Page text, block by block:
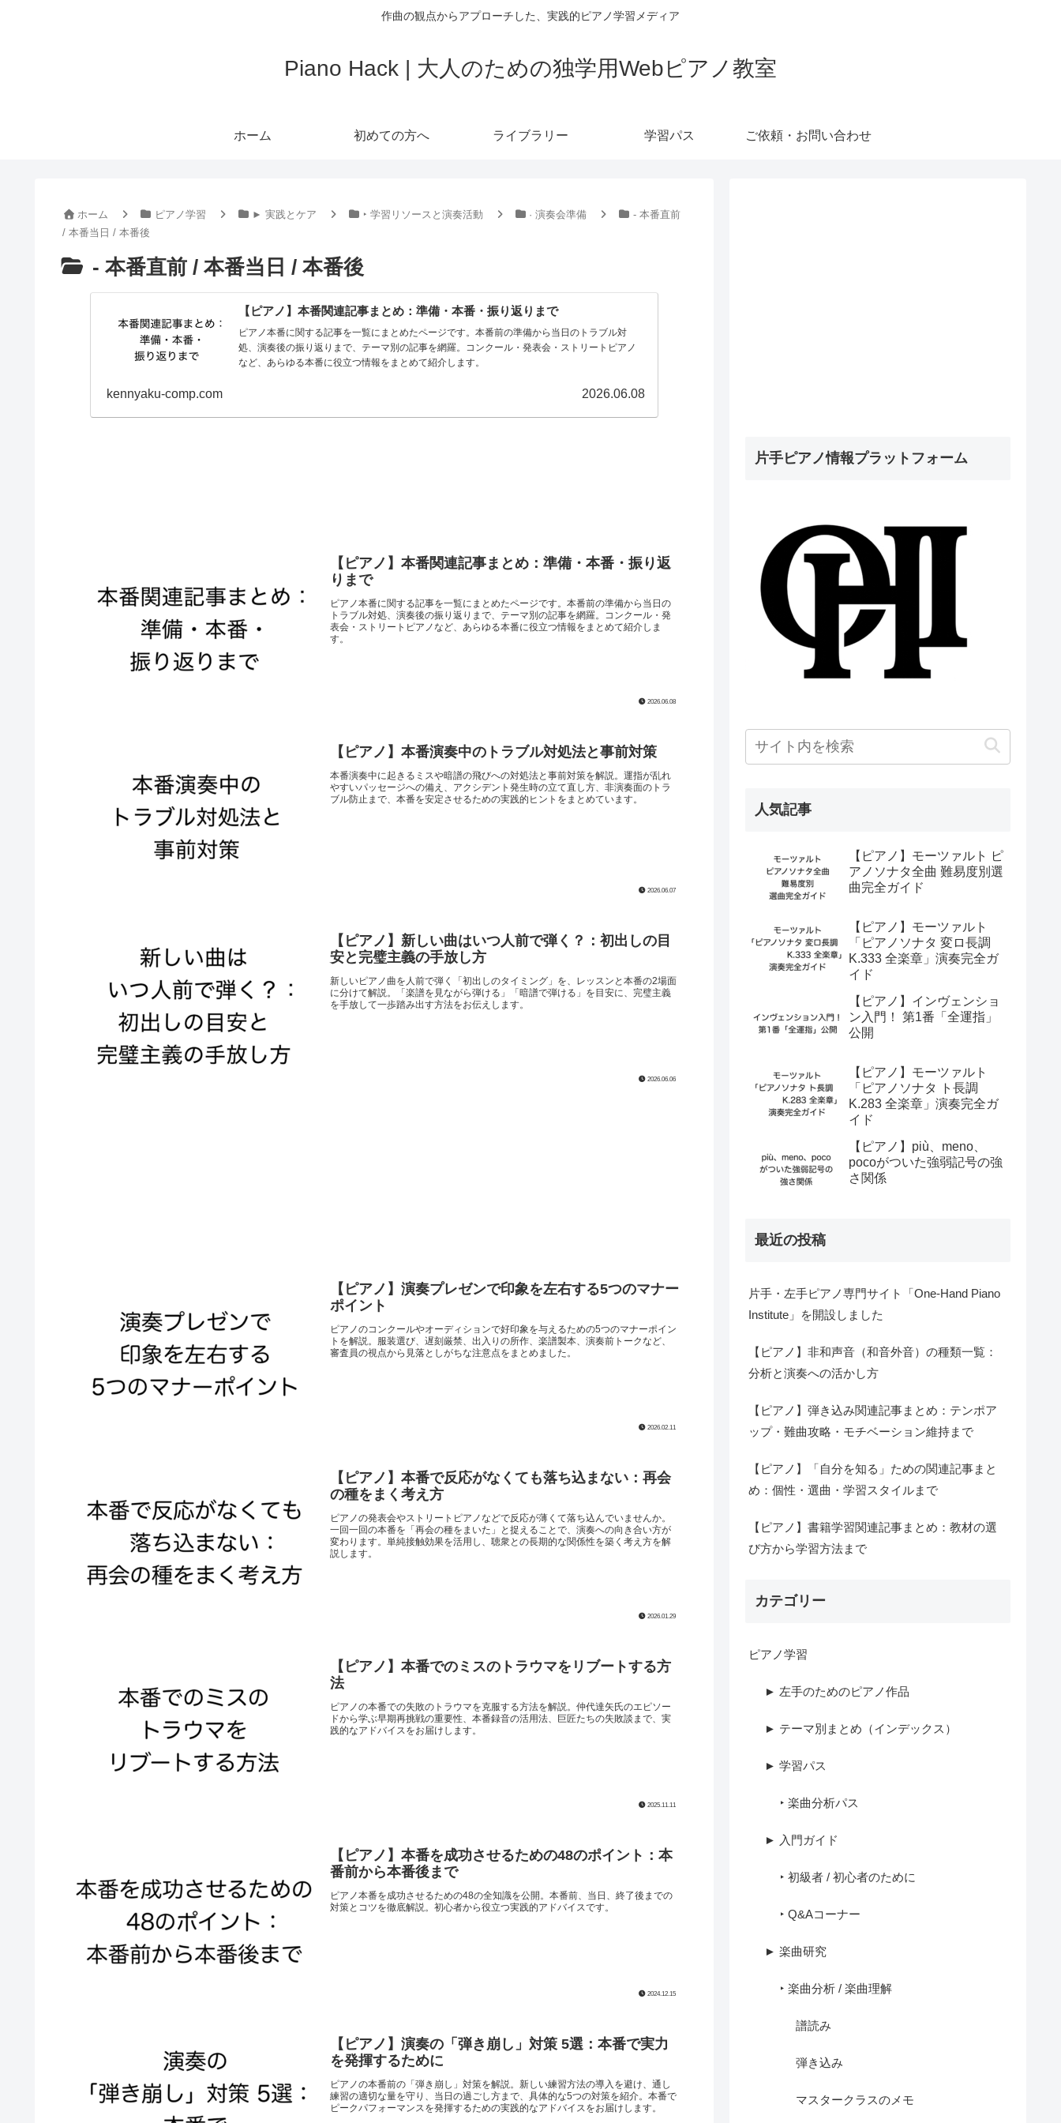
作曲の観点からアプローチした、実践的ピアノ学習メディア
Piano Hack | 大人のための独学用Webピアノ教室
ホーム 初めての方へ ライブラリー 学習パス ご依頼・お問い合わせ
ホーム ピアノ学習 ► 実践とケア ‣ 学習リソースと演奏活動 · 演奏会準備
- 本番直前
/ 本番当日 / 本番後
- 本番直前 / 本番当日 / 本番後
【ピアノ】本番関連記事まとめ：準備・本番・振り返りまで
ピアノ本番に関する記事を一覧にまとめたページです。本番前の準備から当日のトラブル対
処、演奏後の振り返りまで、テーマ別の記事を網羅。コンクール・発表会・ストリートピアノ
など、あらゆる本番に役立つ情報をまとめて紹介します。
kennyaku-comp.com 2026.06.08
【ピアノ】本番関連記事まとめ：準備・本番・振り返
りまで
ピアノ本番に関する記事を一覧にまとめたページです。本番前の準備から当日の
トラブル対処、演奏後の振り返りまで、テーマ別の記事を網羅。コンクール・発
表会・ストリートピアノなど、あらゆる本番に役立つ情報をまとめて紹介しま
す。
2026.06.08
【ピアノ】本番演奏中のトラブル対処法と事前対策
本番演奏中に起きるミスや暗譜の飛びへの対処法と事前対策を解説。運指が乱れ
やすいパッセージへの備え、アクシデント発生時の立て直し方、非演奏面のトラ
ブル防止まで、本番を安定させるための実践的ヒントをまとめています。
2026.06.07
【ピアノ】新しい曲はいつ人前で弾く？：初出しの目
安と完璧主義の手放し方
新しいピアノ曲を人前で弾く「初出しのタイミング」を、レッスンと本番の2場面
に分けて解説。「楽譜を見ながら弾ける」「暗譜で弾ける」を目安に、完璧主義
を手放して一歩踏み出す方法をお伝えします。
2026.06.06
【ピアノ】演奏プレゼンで印象を左右する5つのマナー
ポイント
ピアノのコンクールやオーディションで好印象を与えるための5つのマナーポイン
トを解説。服装選び、遅刻厳禁、出入りの所作、楽譜製本、演奏前トークなど、
審査員の視点から見落としがちな注意点をまとめました。
2026.02.11
【ピアノ】本番で反応がなくても落ち込まない：再会
の種をまく考え方
ピアノの発表会やストリートピアノなどで反応が薄くて落ち込んでいませんか。
一回一回の本番を「再会の種をまいた」と捉えることで、演奏への向き合い方が
変わります。単純接触効果を活用し、聴衆との長期的な関係性を築く考え方を解
説します。
2026.01.29
【ピアノ】本番でのミスのトラウマをリブートする方
法
ピアノの本番での失敗のトラウマを克服する方法を解説。仲代達矢氏のエピソー
ドから学ぶ早期再挑戦の重要性、本番録音の活用法、巨匠たちの失敗談まで、実
践的なアドバイスをお届けします。
2025.11.11
【ピアノ】本番を成功させるための48のポイント：本
番前から本番後まで
ピアノ本番を成功させるための48の全知識を公開。本番前、当日、終了後までの
対策とコツを徹底解説。初心者から役立つ実践的アドバイスです。
2024.12.15
【ピアノ】演奏の「弾き崩し」対策 5選：本番で実力
を発揮するために
ピアノの本番前の「弾き崩し」対策を解説。新しい練習方法の導入を避け、通し
練習の適切な量を守り、当日の過ごし方まで、具体的な5つの対策を紹介。本番で
ピークパフォーマンスを発揮するための実践的なアドバイスをお届けします。
片手ピアノ情報プラットフォーム
人気記事
【ピアノ】モーツァルト ピ
アノソナタ全曲 難易度別選
曲完全ガイド
【ピアノ】モーツァルト
「ピアノソナタ 変ロ長調
K.333 全楽章」演奏完全ガ
イド
【ピアノ】インヴェンショ
ン入門！ 第1番「全運指」
公開
【ピアノ】モーツァルト
「ピアノソナタ ト長調
K.283 全楽章」演奏完全ガ
イド
【ピアノ】più、meno、
pocoがついた強弱記号の強
さ関係
最近の投稿
片手・左手ピアノ専門サイト「One-Hand Piano
Institute」を開設しました
【ピアノ】非和声音（和音外音）の種類一覧：
分析と演奏への活かし方
【ピアノ】弾き込み関連記事まとめ：テンポア
ップ・難曲攻略・モチベーション維持まで
【ピアノ】「自分を知る」ための関連記事まと
め：個性・選曲・学習スタイルまで
【ピアノ】書籍学習関連記事まとめ：教材の選
び方から学習方法まで
カテゴリー
ピアノ学習
► 左手のためのピアノ作品
► テーマ別まとめ（インデックス）
► 学習パス
‣ 楽曲分析パス
► 入門ガイド
‣ 初級者 / 初心者のために
‣ Q&Aコーナー
► 楽曲研究
‣ 楽曲分析 / 楽曲理解
譜読み
弾き込み
マスタークラスのメモ